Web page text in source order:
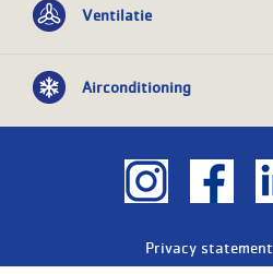
Ventilatie
Airconditioning
Privacy statement